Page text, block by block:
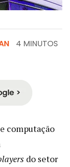
4 MINUTOS
computação
do setor